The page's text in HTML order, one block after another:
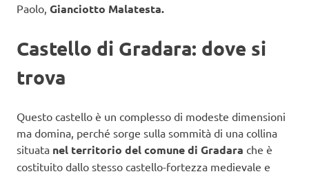
Paolo, Gianciotto Malatesta.
Castello di Gradara: dove si
trova
Questo castello è un complesso di modeste dimensioni
ma domina, perché sorge sulla sommità di una collina
situata nel territorio del comune di Gradara che è
costituito dallo stesso castello-fortezza medievale e